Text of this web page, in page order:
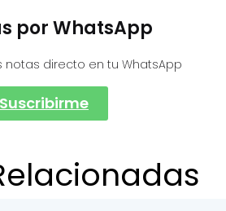
por WhatsApp
notas directo en tu WhatsApp
Suscribirme